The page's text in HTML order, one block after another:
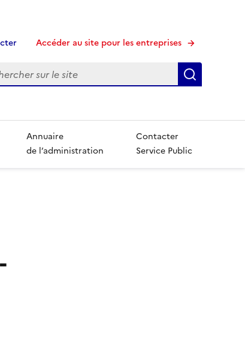
Accéder au site pour les entreprises
Annuaire
de l’administration
Contacter
Service Public